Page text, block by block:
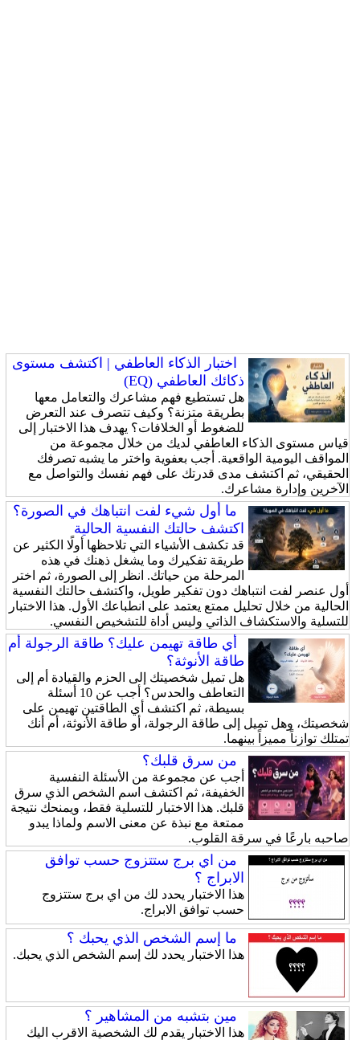
اختبار الذكاء العاطفي | اكتشف مستوى
ذكائك العاطفي (EQ)
هل تستطيع فهم مشاعرك والتعامل معها
بطريقة متزنة؟ وكيف تتصرف عند التعرض
للضغوط أو الخلافات؟ يهدف هذا الاختبار إلى
قياس مستوى الذكاء العاطفي لديك من خلال مجموعة من
المواقف اليومية الواقعية. أجب بعفوية واختر ما يشبه تصرفك
الحقيقي، ثم اكتشف مدى قدرتك على فهم نفسك والتواصل مع
الآخرين وإدارة مشاعرك.
ما أول شيء لفت انتباهك في الصورة؟
اكتشف حالتك النفسية الحالية
قد تكشف الأشياء التي تلاحظها أولًا الكثير عن
طريقة تفكيرك وما يشغل ذهنك في هذه
المرحلة من حياتك. انظر إلى الصورة، ثم اختر
أول عنصر لفت انتباهك دون تفكير طويل، واكتشف حالتك النفسية
الحالية من خلال تحليل ممتع يعتمد على انطباعك الأول. هذا الاختبار
للتسلية والاستكشاف الذاتي وليس أداة للتشخيص النفسي.
أي طاقة تهيمن عليك؟ طاقة الرجولة أم
طاقة الأنوثة؟
هل تميل شخصيتك إلى الحزم والقيادة أم إلى
التعاطف والحدس؟ أجب عن 10 أسئلة
بسيطة، ثم اكتشف أي الطاقتين تهيمن على
شخصيتك، وهل تميل إلى طاقة الرجولة، أو طاقة الأنوثة، أم أنك
تمتلك توازناً مميزاً بينهما.
من سرق قلبك؟
أجب عن مجموعة من الأسئلة النفسية
الخفيفة، ثم اكتشف اسم الشخص الذي سرق
قلبك. هذا الاختبار للتسلية فقط، ويمنحك نتيجة
ممتعة مع نبذة عن معنى الاسم ولماذا يبدو
صاحبه بارعًا في سرقة القلوب.
من اي برج ستتزوج حسب توافق
الابراج ؟
هذا الاختبار يحدد لك من اي برج ستتزوج
حسب توافق الابراج.
ما إسم الشخص الذي يحبك ؟
هذا الاختبار يحدد لك إسم الشخص الذي يحبك.
مين بتشبه من المشاهير ؟
هذا الاختبار يقدم لك الشخصية الاقرب اليك